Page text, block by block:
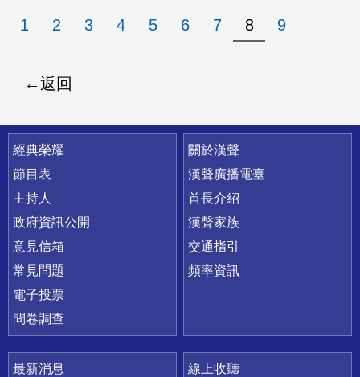
1 2 3 4 5 6 7 8 9
返回
快速連結
經典榮耀
節目表
主持人
政府資訊公開
意見信箱
常見問題
電子投票
問卷調查
關於漢聲
漢聲廣播電臺
首長介紹
漢聲家族
交通指引
頻率資訊
最新消息
線上收聽